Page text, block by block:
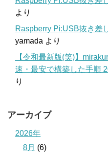
より
Raspberry Pi:USB抜き差
yamada より
【令和最新版(笑)】
速・最安で構築した手順
り
アーカイブ
2026年
8月 (6)